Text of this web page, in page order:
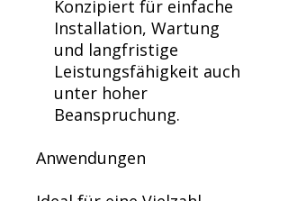
Konzipiert für einfache
Installation, Wartung
und langfristige
Leistungsfähigkeit auch
unter hoher
Beanspruchung.
Anwendungen